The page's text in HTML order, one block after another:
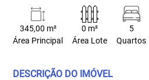
345,00 m²
Área Principal
0 m²
Área Lote
5
Quartos
DESCRIÇÃO DO IMÓVEL